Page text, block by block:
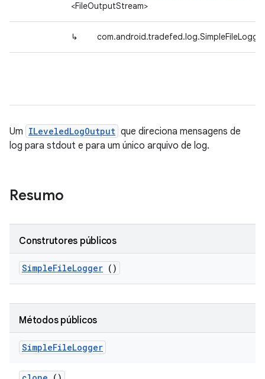
<FileOutputStream>
↳ com.android.tradefed.log.SimpleFileLogger
Um ILeveledLogOutput que direciona mensagens de
log para stdout e para um único arquivo de log.
Resumo
Construtores públicos
SimpleFileLogger ()
Métodos públicos
SimpleFileLogger